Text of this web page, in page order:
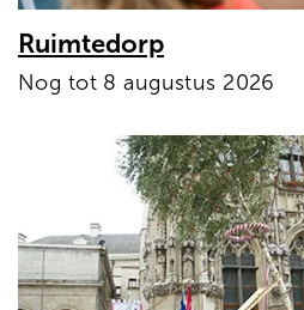
Ruimtedorp
Nog tot 8 augustus 2026